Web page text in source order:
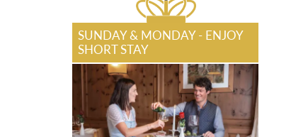
SUNDAY & MONDAY - ENJOY
SHORT STAY